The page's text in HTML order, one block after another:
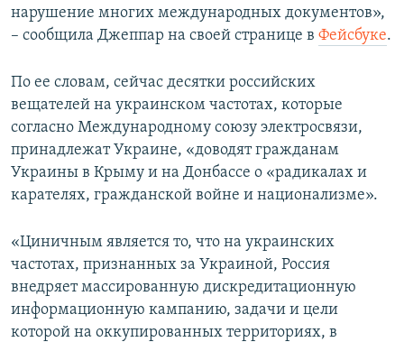
нарушение многих международных документов»,
– сообщила Джеппар на своей странице в Фейсбуке.
По ее словам, сейчас десятки российских
вещателей на украинском частотах, которые
согласно Международному союзу электросвязи,
принадлежат Украине, «доводят гражданам
Украины в Крыму и на Донбассе о «радикалах и
карателях, гражданской войне и национализме».
«Циничным является то, что на украинских
частотах, признанных за Украиной, Россия
внедряет массированную дискредитационную
информационную кампанию, задачи и цели
которой на оккупированных территориях, в